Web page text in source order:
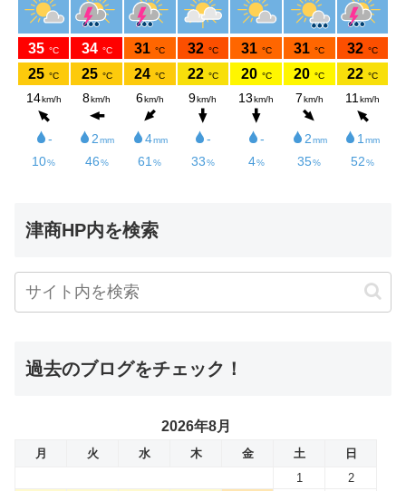
津商HP内を検索
過去のブログをチェック！
2026年8月
月 火 水 木 金 土
日
1
2